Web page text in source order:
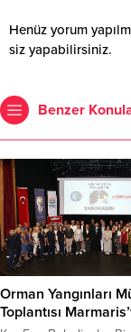
Henüz yorum
siz yapabilirsiniz.
Benzer
Orman Yangınları
Toplantısı